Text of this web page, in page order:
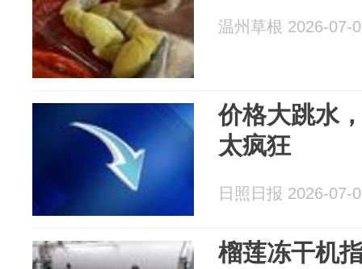
温州草根 2026-07-
价格大跳水
太疯狂
日照日报 2026-07-
榴莲冻干机